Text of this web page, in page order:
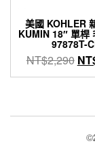
美國 KOHLER
KUMIN 18″ 單桿
97878T-
NT$2,290 原
始